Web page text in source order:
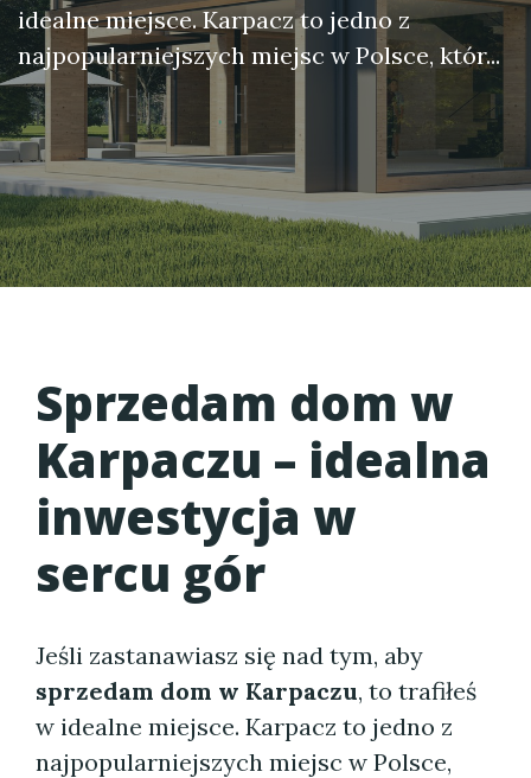
idealne miejsce. Karpacz to jedno z
najpopularniejszych miejsc w Polsce, któr...
Sprzedam dom w
Karpaczu – idealna
inwestycja w
sercu gór
Jeśli zastanawiasz się nad tym, aby
sprzedam dom w Karpaczu, to trafiłeś
w idealne miejsce. Karpacz to jedno z
najpopularniejszych miejsc w Polsce,